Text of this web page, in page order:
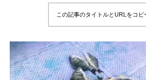
この記事のタイトルとURLをコピ